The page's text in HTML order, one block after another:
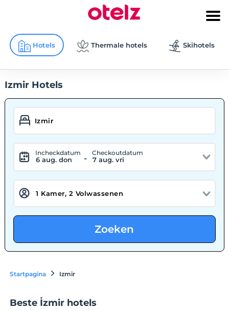
Hotels Thermale hotels Skihotels
Izmir Hotels
Incheckdatum
6 aug. don -
Checkoutdatum
7 aug. vri
Zoeken
Startpagina Izmir
Beste İzmir hotels